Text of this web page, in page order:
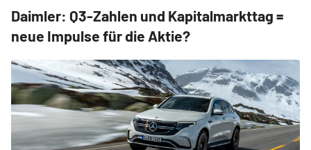
Daimler: Q3-Zahlen und Kapitalmarkttag =
neue Impulse für die Aktie?